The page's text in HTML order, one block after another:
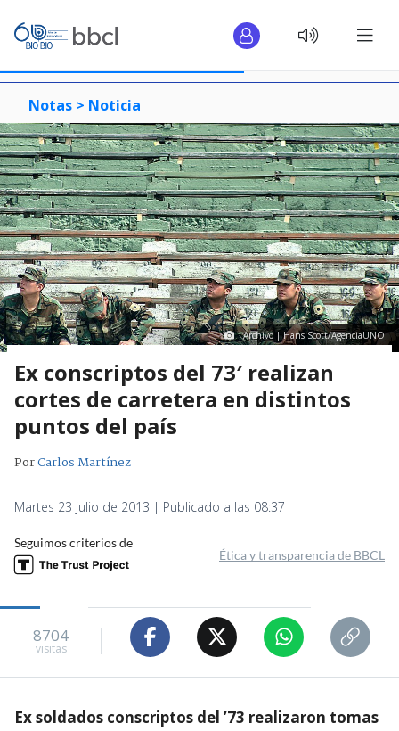
Notas > Noticia
Archivo | Hans Scott/AgenciaUNO
Ex conscriptos del 73′ realizan
cortes de carretera en distintos
puntos del país
PorCarlos Martínez
Martes 23 julio de 2013 | Publicado a las 08:37
Seguimos criterios de
Ética y transparencia de BBCL
8704
visitas
Ex soldados conscriptos del ’73 realizaron tomas